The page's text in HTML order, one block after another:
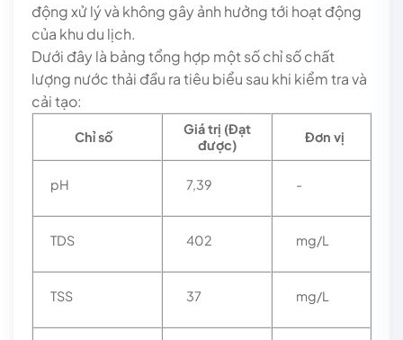
động xử lý và không gây ảnh hưởng tới hoạt động
của khu du lịch.
Dưới đây là bảng tổng hợp một số chỉ số chất
lượng nước thải đầu ra tiêu biểu sau khi kiểm tra và
cải tạo:
Chỉ số
Giá trị (Đạt
được)
Đơn vị
pH 7,39 -
TDS 402 mg/L
TSS 37 mg/L